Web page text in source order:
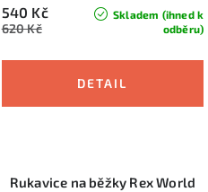
Skladem (ihned k
odběru)
540 Kč
620 Kč
Rukavice na běžky Rex World